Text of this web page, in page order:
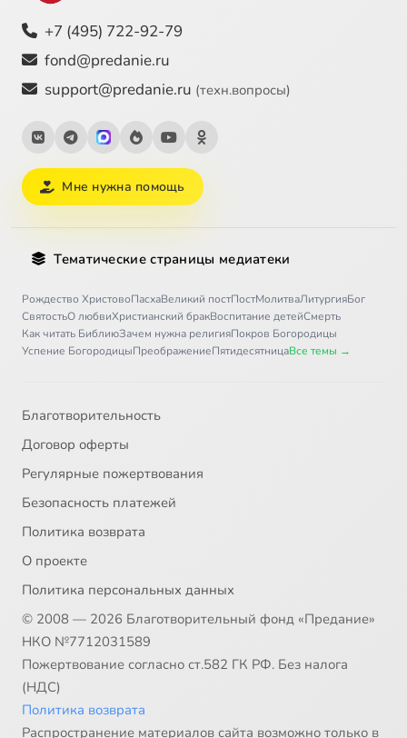
+7 (495) 722-92-79
fond@predanie.ru
support@predanie.ru (техн.вопросы)
Мне нужна помощь
Тематические страницы медиатеки
Рождество ХристовоПасхаВеликий постПостМолитваЛитургияБог
СвятостьО любвиХристианский бракВоспитание детейСмерть
Как читать БиблиюЗачем нужна религияПокров Богородицы
Успение БогородицыПреображениеПятидесятницаВсе темы →
Благотворительность
Договор оферты
Регулярные пожертвования
Безопасность платежей
Политика возврата
О проекте
Политика персональных данных
© 2008 — 2026 Благотворительный фонд «Предание»
НКО №7712031589
Пожертвование согласно ст.582 ГК РФ. Без налога
(НДС)
Политика возврата
Распространение материалов сайта возможно только в